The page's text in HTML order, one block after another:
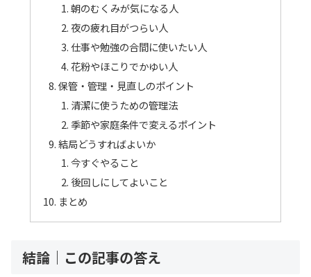
朝のむくみが気になる人
夜の疲れ目がつらい人
仕事や勉強の合間に使いたい人
花粉やほこりでかゆい人
保管・管理・見直しのポイント
清潔に使うための管理法
季節や家庭条件で変えるポイント
結局どうすればよいか
今すぐやること
後回しにしてよいこと
まとめ
結論｜この記事の答え